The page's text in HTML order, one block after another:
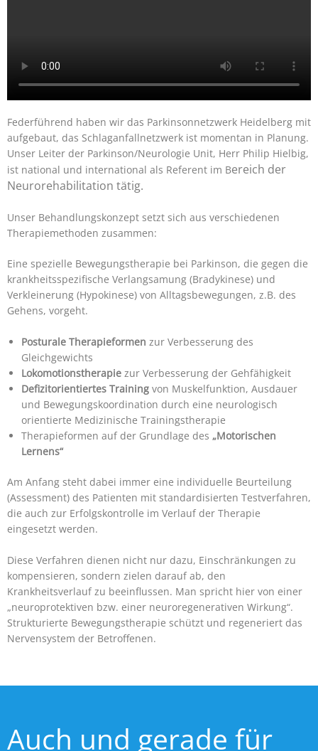
Federführend haben wir das Parkinsonnetzwerk Heidelberg mit
aufgebaut, das Schlaganfallnetzwerk ist momentan in Planung.
Unser Leiter der Parkinson/Neurologie Unit, Herr Philip Hielbig,
ist national und international als Referent im Bereich der
Neurorehabilitation tätig.
Unser Behandlungskonzept setzt sich aus verschiedenen
Therapiemethoden zusammen:
Eine spezielle Bewegungstherapie bei Parkinson, die gegen die
krankheitsspezifische Verlangsamung (Bradykinese) und
Verkleinerung (Hypokinese) von Alltagsbewegungen, z.B. des
Gehens, vorgeht.
Posturale Therapieformen zur Verbesserung des
Gleichgewichts
Lokomotionstherapie zur Verbesserung der Gehfähigkeit
Defizitorientiertes Training von Muskelfunktion, Ausdauer
und Bewegungskoordination durch eine neurologisch
orientierte Medizinische Trainingstherapie
Therapieformen auf der Grundlage des „Motorischen
Lernens“
Am Anfang steht dabei immer eine individuelle Beurteilung
(Assessment) des Patienten mit standardisierten Testverfahren,
die auch zur Erfolgskontrolle im Verlauf der Therapie
eingesetzt werden.
Diese Verfahren dienen nicht nur dazu, Einschränkungen zu
kompensieren, sondern zielen darauf ab, den
Krankheitsverlauf zu beeinflussen. Man spricht hier von einer
„neuroprotektiven bzw. einer neuroregenerativen Wirkung“.
Strukturierte Bewegungstherapie schützt und regeneriert das
Nervensystem der Betroffenen.
Auch und gerade für